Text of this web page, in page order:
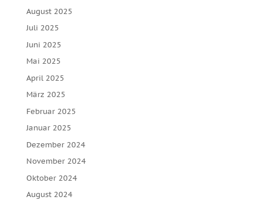
August 2025
Juli 2025
Juni 2025
Mai 2025
April 2025
März 2025
Februar 2025
Januar 2025
Dezember 2024
November 2024
Oktober 2024
August 2024